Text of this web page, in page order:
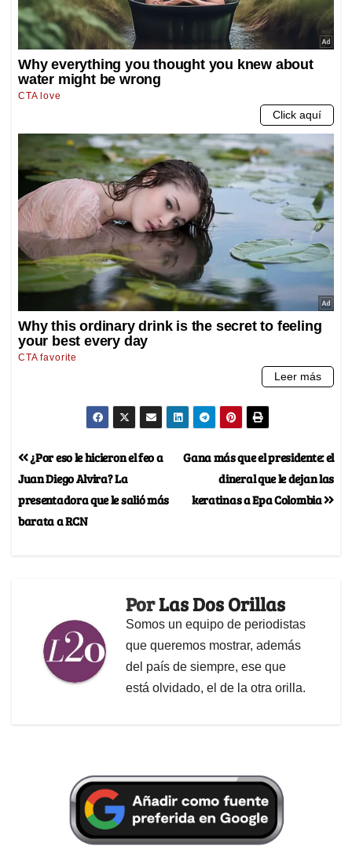
Gana más que el presidente: el
dineral que le dejan las
keratinas a Epa Colombia
¿Por eso le hicieron el feo a
Juan Diego Alvira? La
presentadora que le salió más
barata a RCN
PorLas Dos Orillas
Somos un equipo de periodistas
que queremos mostrar, además
del país de siempre, ese que
está olvidado, el de la otra orilla.